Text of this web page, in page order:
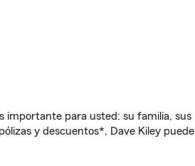
importante para usted: su familia, sus
y descuentos*, Dave Kiley puede